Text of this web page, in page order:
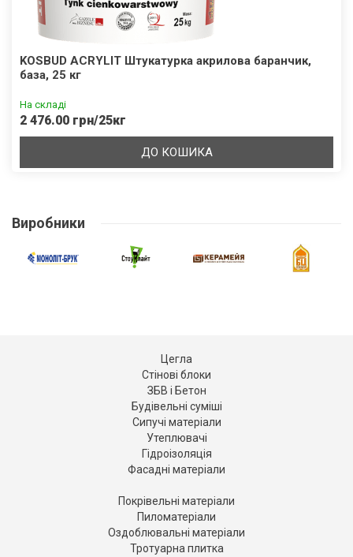
KOSBUD ACRYLIT Штукатурка акрилова баранчик,
база, 25 кг
На складі
2 476.00 грн/25кг
ДО КОШИКА
Виробники
Цегла
Стінові блоки
ЗБВ і Бетон
Будівельні суміші
Сипучі матеріали
Утеплювачі
Гідроізоляція
Фасадні матеріали
Покрівельні матеріали
Пиломатеріали
Оздоблювальні матеріали
Тротуарна плитка